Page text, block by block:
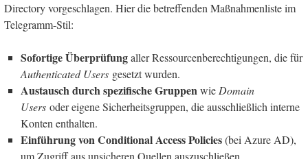
Directory vorgeschlagen. Hier die betreffenden Maßnahmenliste im
Telegramm-Stil:
Sofortige Überprüfungaller Ressourcenberechtigungen, die für
Authenticated Users gesetzt wurden.
Austausch durch spezifische GruppenwieDomain
Users oder eigene Sicherheitsgruppen, die ausschließlich interne
Konten enthalten.
Einführung von Conditional Access Policies(bei Azure AD),